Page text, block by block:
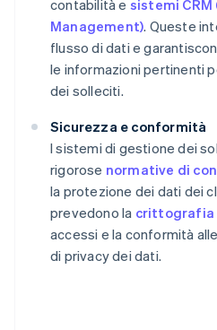
contabilità e sistemi
Management). Queste
flusso di dati e
le informazioni pertinenti
dei solleciti.
Sicurezza e conformità
I sistemi di gestione dei
rigorose normative di
la protezione dei dati dei
prevedono la crittografia
accessi e la conformità
di privacy dei dati.